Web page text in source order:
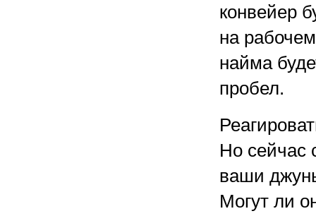
конвейер
на
найма
пробел.
Но сейчас
ваши
Могут ли